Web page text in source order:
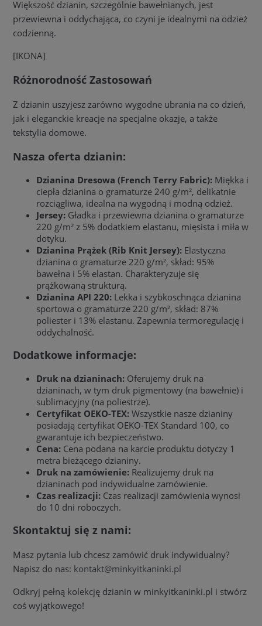
Większość dzianin, szczególnie bawełnianych, jest
przewiewna i oddychająca, co czyni je idealnymi na odzież
codzienną.
[IKONA]
Różnorodność Zastosowań
Z dzianin uszyjesz zarówno wygodne ubrania na co dzień,
jak i eleganckie kreacje na specjalne okazje, a także
tekstylia domowe.
Nasza oferta dzianin:
Dzianina Dresowa (French Terry Fabric): Miękka i
ciepła dzianina o gramaturze 240 g/m², delikatnie
rozciągliwa, idealna na wygodną i modną odzież.
Jersey: Gładka i przewiewna dzianina o gramaturze
220 g/m² z 5% dodatkiem elastanu, mięsista i miła w
dotyku.
Dzianina Prążek (Rib Knit Jersey): Elastyczna
dzianina o gramaturze 220 g/m², skład: 95%
bawełna i 5% elastan. Charakteryzuje się
prążkowaną strukturą.
Dzianina API 220: Lekka i szybkoschnąca dzianina
sportowa o gramaturze 220 g/m², skład: 87%
poliester i 13% elastanu. Zapewnia termoregulację i
oddychalność.
Dodatkowe informacje:
Druk na dzianinach: Oferujemy druk na
dzianinach, w tym druk pigmentowy (na bawełnie) i
sublimacyjny (na poliestrze).
Certyfikat OEKO-TEX: Wszystkie nasze dzianiny
posiadają certyfikat OEKO-TEX Standard 100, co
gwarantuje ich bezpieczeństwo.
Cena: Cena podana na karcie produktu dotyczy 1
metra bieżącego dzianiny.
Druk na zamówienie: Realizujemy druk na
dzianinach pod indywidualne zamówienie.
Czas realizacji: Czas realizacji zamówienia wynosi
do 10 dni roboczych.
Skontaktuj się z nami:
Masz pytania lub chcesz zamówić druk indywidualny?
Napisz do nas: kontakt@minkyitkaninki.pl
Odkryj pełną kolekcję dzianin w minkyitkaninki.pl i stwórz
coś wyjątkowego!